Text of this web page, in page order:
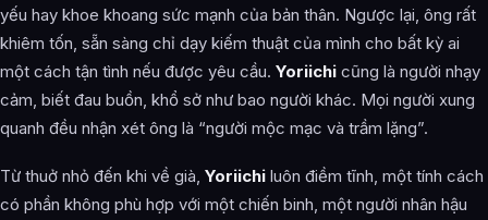
yếu hay khoe khoang sức mạnh của bản thân. Ngược lại, ông rất
khiêm tốn, sẵn sàng chỉ dạy kiếm thuật của mình cho bất kỳ ai
một cách tận tình nếu được yêu cầu. Yoriichi cũng là người nhạy
cảm, biết đau buồn, khổ sở như bao người khác. Mọi người xung
quanh đều nhận xét ông là “người mộc mạc và trầm lặng”.
Từ thuở nhỏ đến khi về già, Yoriichi luôn điềm tĩnh, một tính cách
có phần không phù hợp với một chiến binh, một người nhân hậu